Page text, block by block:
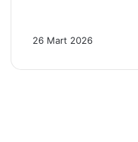
26 Mart 2026